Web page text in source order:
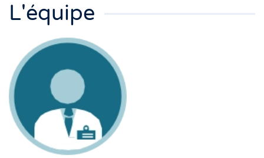
L'équipe